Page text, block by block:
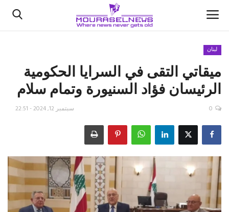
الأخبار
كتّابنا
اقتصاد
علوم وتكنولوجيا
رياضة
لبنان
ميقاتي التقى في السرايا الحكومية
الرئيسان فؤاد السنيورة وتمام سلام
سبتمبر 12, 2024 - 22:51 0